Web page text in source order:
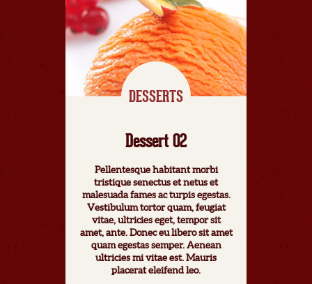
DESSERTS
Dessert 02
Pellentesque habitant morbi
tristique senectus et netus et
malesuada fames ac turpis egestas.
Vestibulum tortor quam, feugiat
vitae, ultricies eget, tempor sit
amet, ante. Donec eu libero sit amet
quam egestas semper. Aenean
ultricies mi vitae est. Mauris
placerat eleifend leo.